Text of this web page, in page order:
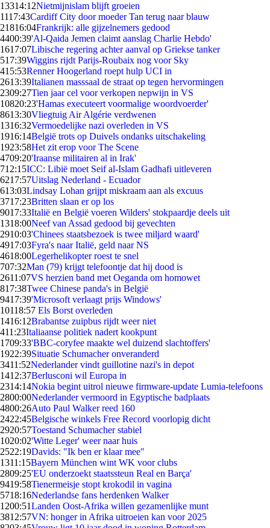
13314:12Nietmijnislam blijft groeien
1117:43Cardiff City door moeder Tan terug naar blauw
21816:04Frankrijk: alle gijzelnemers gedood
4400:39'Al-Qaida Jemen claimt aanslag Charlie Hebdo'
1617:07Libische regering achter aanval op Griekse tanker
517:39Wiggins rijdt Parijs-Roubaix nog voor Sky
415:53Renner Hoogerland roept hulp UCI in
2613:39Italianen masssaal de straat op tegen hervormingen
2309:27Tien jaar cel voor verkopen nepwijn in VS
10820:23'Hamas executeert voormalige woordvoerder'
8613:30Vliegtuig Air Algérie verdwenen
1316:32Vermoedelijke nazi overleden in VS
1916:14België trots op Duivels ondanks uitschakeling
1923:58Het zit erop voor The Scene
4709:20'Iraanse militairen al in Irak'
712:15ICC: Libië moet Seif al-Islam Gadhafi uitleveren
6217:57Uitslag Nederland - Ecuador
613:03Lindsay Lohan grijpt miskraam aan als excuus
3717:23Britten slaan er op los
9017:33Italië en België voeren Wilders' stokpaardje deels uit
1318:00Neef van Assad gedood bij gevechten
2910:03'Chinees staatsbezoek is twee miljard waard'
4917:03Fyra's naar Italië, geld naar NS
4618:00Legerhelikopter roest te snel
707:32Man (79) krijgt telefoontje dat hij dood is
2611:07VS herzien band met Oeganda om homowet
817:38Twee Chinese panda's in België
9417:39'Microsoft verlaagt prijs Windows'
10118:57 Els Borst overleden
1416:12Brabantse zuipbus rijdt weer niet
411:23Italiaanse politiek nadert kookpunt
1709:33'BBC-coryfee maakte wel duizend slachtoffers'
1922:39Situatie Schumacher onveranderd
3411:52Nederlander vindt guillotine nazi's in depot
1412:37Berlusconi wil Europa in
2314:14Nokia begint uitrol nieuwe firmware-update Lumia-telefoons
2800:00Nederlander vermoord in Egyptische badplaats
4800:26Auto Paul Walker reed 160
2422:45Belgische winkels Free Record voorlopig dicht
2920:57Toestand Schumacher stabiel
1020:02'Witte Leger' weer naar huis
2522:19Davids: "Ik ben er klaar mee"
1311:15Bayern München wint WK voor clubs
2809:25'EU onderzoekt staatssteun Real en Barça'
9419:58Tienermeisje stopt krokodil in vagina
5718:16Nederlandse fans herdenken Walker
1200:51Landen Oost-Afrika willen gezamenlijke munt
3812:57VN: honger in Afrika uitroeien kan voor 2025